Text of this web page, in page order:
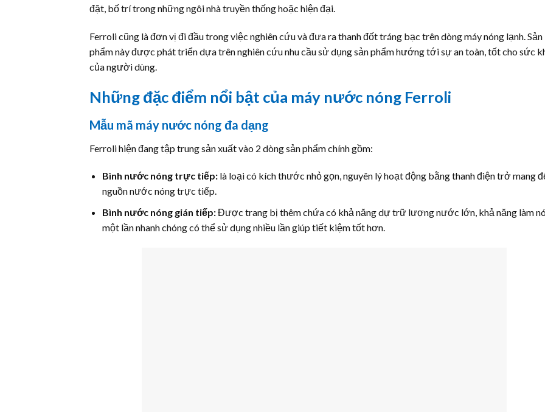
đặt, bố trí trong những ngôi nhà truyền thống hoặc hiện đại.
Ferroli cũng là đơn vị đi đầu trong việc nghiên cứu và đưa ra thanh đốt tráng bạc trên dòng máy nóng lạnh. Sản
phẩm này được phát triển dựa trên nghiên cứu nhu cầu sử dụng sản phẩm hướng tới sự an toàn, tốt cho sức
của người dùng.
Những đặc điểm nổi bật của máy nước nóng Ferroli
Mẫu mã máy nước nóng đa dạng
Ferroli hiện đang tập trung sản xuất vào 2 dòng sản phẩm chính gồm:
Bình nước nóng trực tiếp:là loại có kích thước nhỏ gọn, nguyên lý hoạt động bằng thanh điện trở mang
nguồn nước nóng trực tiếp.
Bình nước nóng gián tiếp:Được trang bị thêm chứa có khả năng dự trữ lượng nước lớn, khả năng làm
một lần nhanh chóng có thể sử dụng nhiều lần giúp tiết kiệm tốt hơn.